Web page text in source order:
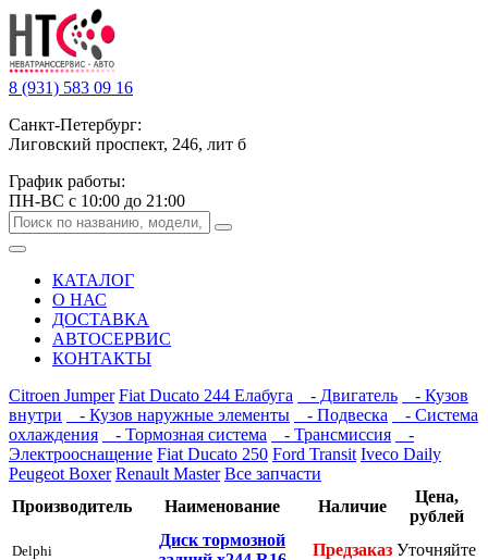
8 (931) 583 09 16
Санкт-Петербург:
Лиговский проспект, 246, лит б
График работы:
ПН-ВС с 10:00 до 21:00
КАТАЛОГ
О НАС
ДОСТАВКА
АВТОСЕРВИС
КОНТАКТЫ
Citroen Jumper Fiat Ducato 244 Елабуга - Двигатель
- Кузов
внутри
- Кузов наружные элементы - Подвеска
- Система
охлаждения
- Тормозная система - Трансмиссия
-
Электрооснащение Fiat Ducato 250 Ford Transit Iveco Daily
Peugeot Boxer Renault Master Все запчасти
Производитель
Наименование Наличие
Цена,
рублей
Delphi
Диск тормозной
Предзаказ Уточняйте